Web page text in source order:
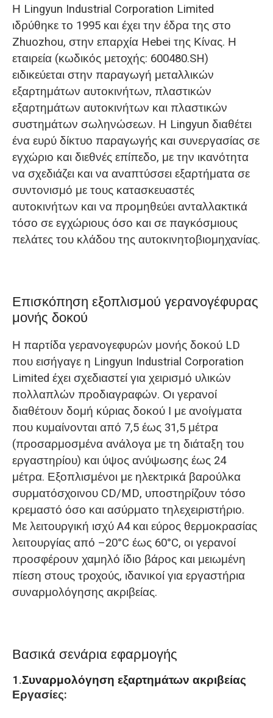
Η Lingyun Industrial Corporation Limited
ιδρύθηκε το 1995 και έχει την έδρα της στο
Zhuozhou, στην επαρχία Hebei της Κίνας. Η
εταιρεία (κωδικός μετοχής: 600480.SH)
ειδικεύεται στην παραγωγή μεταλλικών
εξαρτημάτων αυτοκινήτων, πλαστικών
εξαρτημάτων αυτοκινήτων και πλαστικών
συστημάτων σωληνώσεων. Η Lingyun διαθέτει
ένα ευρύ δίκτυο παραγωγής και συνεργασίας σε
εγχώριο και διεθνές επίπεδο, με την ικανότητα
να σχεδιάζει και να αναπτύσσει εξαρτήματα σε
συντονισμό με τους κατασκευαστές
αυτοκινήτων και να προμηθεύει ανταλλακτικά
τόσο σε εγχώριους όσο και σε παγκόσμιους
πελάτες του κλάδου της αυτοκινητοβιομηχανίας.
Επισκόπηση εξοπλισμού γερανογέφυρας
μονής δοκού
Η παρτίδα γερανογεφυρών μονής δοκού LD
που εισήγαγε η Lingyun Industrial Corporation
Limited έχει σχεδιαστεί για χειρισμό υλικών
πολλαπλών προδιαγραφών. Οι γερανοί
διαθέτουν δομή κύριας δοκού Ι με ανοίγματα
που κυμαίνονται από 7,5 έως 31,5 μέτρα
(προσαρμοσμένα ανάλογα με τη διάταξη του
εργαστηρίου) και ύψος ανύψωσης έως 24
μέτρα. Εξοπλισμένοι με ηλεκτρικά βαρούλκα
συρματόσχοινου CD/MD, υποστηρίζουν τόσο
κρεμαστό όσο και ασύρματο τηλεχειριστήριο.
Με λειτουργική ισχύ A4 και εύρος θερμοκρασίας
λειτουργίας από –20°C έως 60°C, οι γερανοί
προσφέρουν χαμηλό ίδιο βάρος και μειωμένη
πίεση στους τροχούς, ιδανικοί για εργαστήρια
συναρμολόγησης ακριβείας.
Βασικά σενάρια εφαρμογής
1.Συναρμολόγηση εξαρτημάτων ακριβείας
Εργασίες: